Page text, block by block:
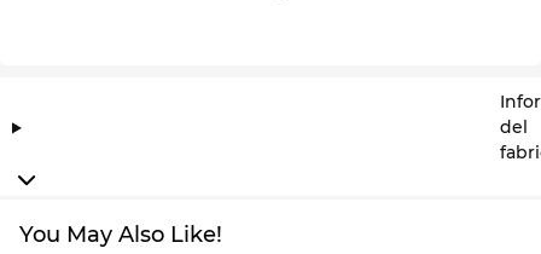
del
You May Also Like!